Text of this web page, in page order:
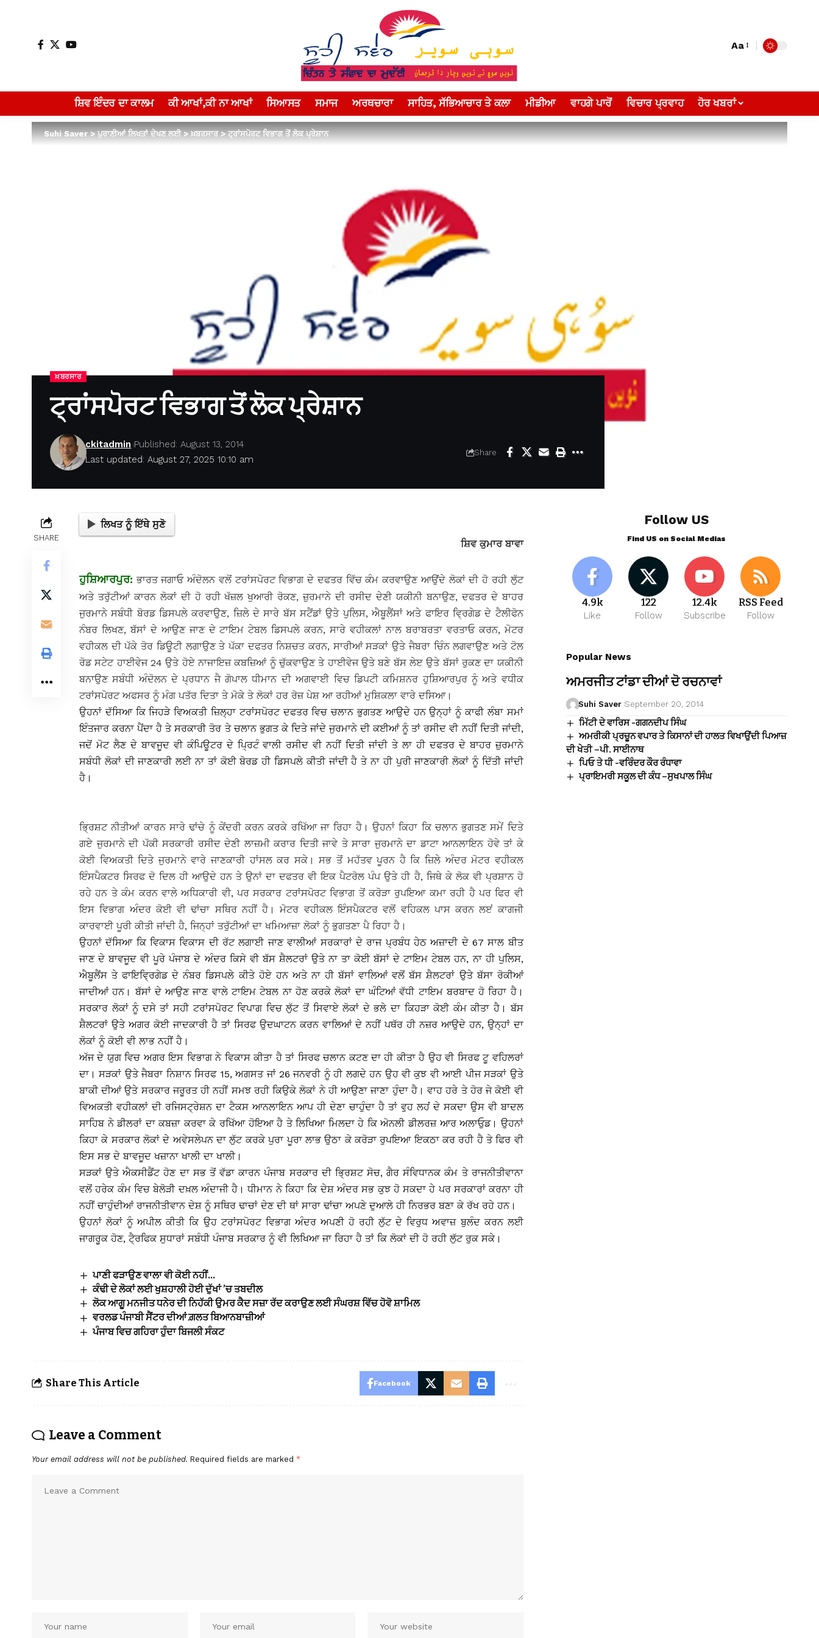
Aa
ਸ਼ਿਵ ਇੰਦਰ ਦਾ ਕਾਲਮ ਕੀ ਆਖਾਂ,ਕੀ ਨਾ ਆਖਾਂ ਸਿਆਸਤ ਸਮਾਜ ਅਰਥਚਾਰਾ ਸਾਹਿਤ, ਸੱਭਿਆਚਾਰ ਤੇ ਕਲਾ ਮੀਡੀਆ ਵਾਹਗੇ ਪਾਰੋਂ ਵਿਚਾਰ ਪ੍ਰਵਾਹ ਹੋਰ ਖਬਰਾਂ
Suhi Saver>ਪੁਰਾਣੀਆਂ ਲਿਖਤਾਂ ਦੇਖਣ ਲਈ>ਖ਼ਬਰਸਾਰ>ਟ੍ਰਾਂਸਪੋਰਟ ਵਿਭਾਗ ਤੋਂ ਲੋਕ ਪ੍ਰੇਸ਼ਾਨ
ਖ਼ਬਰਸਾਰ
ਟ੍ਰਾਂਸਪੋਰਟ ਵਿਭਾਗ ਤੋਂ ਲੋਕ ਪ੍ਰੇਸ਼ਾਨ
Last updated: August 27, 2025 10:10 am
ckitadmin Published: August 13, 2014
Share
SHARE
ਲਿਖਤ ਨੂੰ ਇੱਥੇ ਸੁਣੋ
ਸ਼ਿਵ ਕੁਮਾਰ ਬਾਵਾ
ਹੁਸ਼ਿਆਰਪੁਰ: ਭਾਰਤ ਜਗਾਓ ਅੰਦੋਲਨ ਵਲੋਂ ਟਰਾਂਸਪੋਰਟ ਵਿਭਾਗ ਦੇ ਦਫਤਰ ਵਿੱਚ ਕੰਮ ਕਰਵਾਉਣ ਆਉਂਦੇ ਲੋਕਾਂ ਦੀ ਹੋ ਰਹੀ ਲੁੱਟ
ਅਤੇ ਤਰੁੱਟੀਆਂ ਕਾਰਨ ਲੋਕਾਂ ਦੀ ਹੋ ਰਹੀ ਖੱਜ਼ਲ ਖੁਆਰੀ ਰੋਕਣ, ਜ਼ੁਰਮਾਨੇ ਦੀ ਰਸੀਦ ਦੇਣੀ ਯਕੀਨੀ ਬਨਾਉਣ, ਦਫਤਰ ਦੇ ਬਾਹਰ
ਜੁਰਮਾਨੇ ਸਬੰਧੀ ਬੋਰਡ ਡਿਸਪਲੇ ਕਰਵਾਉਣ, ਜ਼ਿਲੇ ਦੇ ਸਾਰੇ ਬੱਸ ਸਟੈਂਡਾਂ ਉਤੇ ਪੁਲਿਸ, ਐਬੂਲੈਂਸਾਂ ਅਤੇ ਫਾਇਰ ਵਿ੍ਰਗੇਡ ਦੇ ਟੈਲੀਫੋਨ
ਨੰਬਰ ਲਿਖਣ, ਬੱਸਾਂ ਦੇ ਆਉਣ ਜਾਣ ਦੇ ਟਾਇਮ ਟੇਬਲ ਡਿਸਪਲੇ ਕਰਨ, ਸਾਰੇ ਵਹੀਕਲਾਂ ਨਾਲ ਬਰਾਬਰਤਾ ਵਰਤਾਓ ਕਰਨ, ਮੋਟਰ
ਵਹੀਕਲ ਦੀ ਪੱਕੇ ਤੋਰ ਡਿਊਟੀ ਲਗਾਉਣ ਤੇ ਪੱਕਾ ਦਫਤਰ ਨਿਸ਼ਚਤ ਕਰਨ, ਸਾਰੀਆਂ ਸੜਕਾਂ ਉਤੇ ਜੈਬਰਾ ਚਿੰਨ ਲਗਵਾਉਣ ਅਤੇ ਟੋਲ
ਰੋਡ ਸਟੇਟ ਹਾਈਵੇਜ 24 ਉਤੇ ਹੋਏ ਨਾਜਾਇਜ਼ ਕਬਜ਼ਿਆਂ ਨੂੰ ਚੁੱਕਵਾਉਣ ਤੇ ਹਾਈਵੇਜ ਉਤੇ ਬਣੇ ਬੱਸ ਲੇੲ ਉਤੇ ਬੱਸਾਂ ਰੁਕਣ ਦਾ ਯਕੀਨੀ
ਬਨਾਉਣ ਸਬੰਧੀ ਅੰਦੋਲਨ ਦੇ ਪ੍ਰਧਾਨ ਜੈ ਗੋਪਾਲ ਧੀਮਾਨ ਦੀ ਅਗਵਾਈ ਵਿਚ ਡਿਪਟੀ ਕਮਿਸ਼ਨਰ ਹੁਸ਼ਿਆਰਪੁਰ ਨੂੰ ਅਤੇ ਵਧੀਕ
ਟਰਾਂਸਪੋਰਟ ਅਫਸਰ ਨੂੰ ਮੰਗ ਪਤੱਰ ਦਿਤਾ ਤੇ ਮੋਕੇ ਤੇ ਲੋਕਾਂ ਹਰ ਰੋਜ਼ ਪੇਸ਼ ਆ ਰਹੀਆਂ ਮੁਸ਼ਿਕਲਾ ਵਾਰੇ ਦਸਿਆ।
ਉਹਨਾਂ ਦੱਸਿਆ ਕਿ ਜਿਹੜੇ ਵਿਅਕਤੀ ਜ਼ਿਲ੍ਹਾ ਟਰਾਂਸਪੋਰਟ ਦਫਤਰ ਵਿਚ ਚਲਾਨ ਭੁਗਤਣ ਆਉਦੇ ਹਨ ਉਨ੍ਹਾਂ ਨੂੰ ਕਾਫੀ ਲੰਬਾ ਸਮਾਂ
ਇੰਤਜਾਰ ਕਰਨਾ ਪੈਂਦਾ ਹੈ ਤੇ ਸਰਕਾਰੀ ਤੋਰ ਤੇ ਚਲਾਨ ਭੁਗਤ ਕੇ ਦਿਤੇ ਜਾਂਦੇ ਜੁਰਮਾਨੇ ਦੀ ਕਈਆਂ ਨੂੰ ਤਾਂ ਰਸੀਦ ਵੀ ਨਹੀਂ ਦਿਤੀ ਜਾਂਦੀ,
ਜਦੋਂ ਮੋਟ ਲੈਣ ਦੇ ਬਾਵਜੂਦ ਵੀ ਕੰਪਿਊਟਰ ਦੇ ਪਿ੍ਰਟੰ ਵਾਲੀ ਰਸੀਦ ਵੀ ਨਹੀਂ ਦਿਤੀ ਜਾਂਦੀ ਤੇ ਲਾ ਹੀ ਦਫਤਰ ਦੇ ਬਾਹਰ ਜ਼ੁਰਮਾਨੇ
ਸਬੰਧੀ ਲੋਕਾਂ ਦੀ ਜਾਣਕਾਰੀ ਲਈ ਨਾ ਤਾਂ ਕੋਈ ਬੋਰਡ ਹੀ ਡਿਸਪਲੇ ਕੀਤੀ ਜਾਂਦੀ ਹੈ ਤੇ ਨਾ ਹੀ ਪੁਰੀ ਜਾਣਕਾਰੀ ਲੋਕਾਂ ਨੂੰ ਦਿੱਤੀ ਜਾਂਦੀ
ਹੈ।
ਭਿ੍ਰਸ਼ਟ ਨੀਤੀਆਂ ਕਾਰਨ ਸਾਰੇ ਢਾਂਚੇ ਨੂੰ ਕੇਂਦਰੀ ਕਰਨ ਕਰਕੇ ਰਖਿੱਆ ਜਾ ਰਿਹਾ ਹੈ। ਉਹਨਾਂ ਕਿਹਾ ਕਿ ਚਲਾਨ ਭੁਗਤਣ ਸਮੇਂ ਦਿਤੇ
ਗਏ ਜੁਰਮਾਨੇ ਦੀ ਪੱਕੀ ਸਰਕਾਰੀ ਰਸੀਦ ਦੇਣੀ ਲਾਜ਼ਮੀ ਕਰਾਰ ਦਿਤੀ ਜਾਵੇ ਤੇ ਸਾਰਾ ਜੁਰਮਾਨੇ ਦਾ ਡਾਟਾ ਆਨਲਾਇਨ ਹੋਵੇ ਤਾਂ ਕੇ
ਕੋਈ ਵਿਅਕਤੀ ਦਿਤੇ ਜੁਰਮਾਨੇ ਵਾਰੇ ਜਾਣਕਾਰੀ ਹਾਂਸਲ ਕਰ ਸਕੇ। ਸਭ ਤੋਂ ਮਹੱਤਵ ਪੂਰਨ ਹੈ ਕਿ ਜ਼ਿਲੇ ਅੰਦਰ ਮੋਟਰ ਵਹੀਕਲ
ਇੰਸਪੈਕਟਰ ਸਿਰਫ ਦੋ ਦਿਲ ਹੀ ਆਉਦੇ ਹਨ ਤੇ ਉਨਾਂ ਦਾ ਦਫਤਰ ਵੀ ਇਕ ਪੈਟਰੋਲ ਪੰਪ ਉਤੇ ਹੀ ਹੈ, ਜਿਥੇ ਕੇ ਲੋਕ ਵੀ ਪ੍ਰਸ਼ਾਨ ਹੋ
ਰਹੇ ਹਨ ਤੇ ਕੰਮ ਕਰਨ ਵਾਲੇ ਅਧਿਕਾਰੀ ਵੀ, ਪਰ ਸਰਕਾਰ ਟਰਾਂਸਪੋਰਟ ਵਿਭਾਗ ਤੋਂ ਕਰੋੜਾ ਰੁਪਇਆ ਕਮਾ ਰਹੀ ਹੈ ਪਰ ਫਿਰ ਵੀ
ਇਸ ਵਿਭਾਗ ਅੰਦਰ ਕੋਈ ਵੀ ਢਾਂਚਾ ਸਥਿਰ ਨਹੀਂ ਹੈ। ਮੋਟਰ ਵਹੀਕਲ ਇੰਸਪੈਕਟਰ ਵਲੋਂ ਵਹਿਕਲ ਪਾਸ ਕਰਨ ਲੲਂ ਕਾਗਜੀ
ਕਾਰਵਾਈ ਪੂਰੀ ਕੀਤੀ ਜਾਂਦੀ ਹੈ, ਜਿਨ੍ਹਾਂ ਤਰੁੱਟੀਆਂ ਦਾ ਖਮਿਆਜ਼ਾ ਲੋਕਾਂ ਨੂੰ ਭੁਗਤਣਾ ਪੈ ਰਿਹਾ ਹੈ।
ਉਹਨਾਂ ਦੱਸਿਆ ਕਿ ਵਿਕਾਸ ਵਿਕਾਸ ਦੀ ਰੱਟ ਲਗਾਈ ਜਾਣ ਵਾਲੀਆਂ ਸਰਕਾਰਾਂ ਦੇ ਰਾਜ ਪ੍ਰਬੰਧ ਹੇਠ ਅਜ਼ਾਦੀ ਦੇ 67 ਸਾਲ ਬੀਤ
ਜਾਣ ਦੇ ਬਾਵਜੂਦ ਵੀ ਪੂਰੇ ਪੰਜਾਬ ਦੇ ਅੰਦਰ ਕਿਸੇ ਵੀ ਬੱਸ ਸ਼ੈਲਟਰਾਂ ਉਤੇ ਨਾ ਤਾ ਕੋਈ ਬੱਸਾਂ ਦੇ ਟਾਇਮ ਟੇਬਲ ਹਨ, ਨਾ ਹੀ ਪੁਲਿਸ,
ਐਬੂਲੈਂਸ ਤੇ ਫਾਇਵਿ੍ਰਗੇਡ ਦੇ ਨੰਬਰ ਡਿਸਪਲੇ ਕੀਤੇ ਹੋਏ ਹਨ ਅਤੇ ਨਾ ਹੀ ਬੱਸਾਂ ਵਾਲਿਆਂ ਵਲੋਂ ਬੱਸ ਸ਼ੈਲਟਰਾਂ ਉਤੇ ਬੱਸਾ ਰੋਕੀਆਂ
ਜਾਦੀਆਂ ਹਨ। ਬੱਸਾਂ ਦੇ ਆਉਣ ਜਾਣ ਵਾਲੇ ਟਾਇਮ ਟੇਬਲ ਨਾ ਹੋਣ ਕਰਕੇ ਲੋਕਾਂ ਦਾ ਘੰਟਿਆਂ ਵੱਧੀ ਟਾਇਮ ਬਰਬਾਦ ਹੋ ਰਿਹਾ ਹੈ।
ਸਰਕਾਰ ਲੋਕਾਂ ਨੂੰ ਦਸੇ ਤਾਂ ਸਹੀ ਟਰਾਂਸਪੋਰਟ ਵਿਪਾਗ ਵਿਚ ਲੁੱਟ ਤੋਂ ਸਿਵਾਏ ਲੋਕਾਂ ਦੇ ਭਲੇ ਦਾ ਕਿਹੜਾ ਕੋਈ ਕੰਮ ਕੀਤਾ ਹੈ। ਬੱਸ
ਸ਼ੈਲਟਰਾਂ ਉਤੇ ਅਗਰ ਕੋਈ ਜਾਦਕਾਰੀ ਹੈ ਤਾਂ ਸਿਰਫ ਉਦਘਾਟਨ ਕਰਨ ਵਾਲਿਆਂ ਦੇ ਨਹੀਂ ਪਥੱਰ ਹੀ ਨਜ਼ਰ ਆਉਦੇ ਹਨ, ਉਨ੍ਹਾਂ ਦਾ
ਲੋਕਾਂ ਨੂੰ ਕੋਈ ਵੀ ਲਾਭ ਨਹੀਂ ਹੈ।
ਅੱਜ ਦੇ ਯੁਗ ਵਿਚ ਅਗਰ ਇਸ ਵਿਭਾਗ ਨੇ ਵਿਕਾਸ ਕੀਤਾ ਹੈ ਤਾਂ ਸਿਰਫ ਚਲਾਨ ਕਟਣ ਦਾ ਹੀ ਕੀਤਾ ਹੈ ਉਹ ਵੀ ਸਿਰਫ ਟੂ ਵਹਿਲਰਾਂ
ਦਾ। ਸੜਕਾਂ ਉਤੇ ਜੈਬਰਾ ਨਿਸ਼ਾਨ ਸਿਰਫ 15, ਅਗਸਤ ਜਾਂ 26 ਜਨਵਰੀ ਨੂੰ ਹੀ ਲਗਦੇ ਹਨ ਉਹ ਵੀ ਕੁਝ ਵੀ ਆਈ ਪੀਜ ਸੜਕਾਂ ਉਤੇ
ਬਾਕੀ ਦੀਆਂ ਉਤੇ ਸਰਕਾਰ ਜਰੂਰਤ ਹੀ ਨਹੀਂ ਸਮਝ ਰਹੀ ਕਿਉਕੇ ਲੋਕਾਂ ਨੇ ਹੀ ਆਉਣਾ ਜਾਣਾ ਹੁੰਦਾ ਹੈ। ਵਾਹ ਹਰੇ ਤੇ ਹੋਰ ਜੇ ਕੋਈ ਵੀ
ਵਿਅਕਤੀ ਵਹੀਕਲਾਂ ਦੀ ਰਜਿਸਟ੍ਰੇਸ਼ਨ ਦਾ ਟੈਕਸ ਆਨਲਾਇਨ ਆਪ ਹੀ ਦੇਣਾ ਚਾਹੁੰਦਾ ਹੈ ਤਾਂ ਵੁਹ ਲਹਂਂ ਦੇ ਸਕਦਾ ਉਸ ਵੀ ਬਾਦਲ
ਸਾਹਿਬ ਨੇ ਡੀਲਰਾਂ ਦਾ ਕਬਜ਼ਾ ਕਰਵਾ ਕੇ ਰਖਿੱਆ ਹੋਇਆ ਹੈ ਤੇ ਲਿਖਿਆ ਮਿਲਦਾ ਹੇ ਕਿ ਅੋਨਲੀ ਡੀਲਰਜ਼ ਆਰ ਅਲਾਓੁਡ। ਉਹਨਾਂ
ਕਿਹਾ ਕੇ ਸਰਕਾਰ ਲੋਕਾਂ ਦੇ ਅਵੇਸਲੇਪਨ ਦਾ ਲੁੱਟ ਕਰਕੇ ਪੁਰਾ ਪੂਰਾ ਲਾਭ ਉਠਾ ਕੇ ਕਰੋੜਾ ਰੁਪਇਆ ਇਕਠਾ ਕਰ ਰਹੀ ਹੈ ਤੇ ਫਿਰ ਵੀ
ਇਸ ਸਭ ਦੇ ਬਾਵਜੂਦ ਖਜ਼ਾਨਾ ਖਾਲੀ ਦਾ ਖਾਲੀ।
ਸੜਕਾਂ ਉਤੇ ਐਕਸੀਡੈਂਟ ਹੋਣ ਦਾ ਸਭ ਤੋਂ ਵੱਡਾ ਕਾਰਨ ਪੰਜਾਬ ਸਰਕਾਰ ਦੀ ਭਿ੍ਰਸ਼ਟ ਸੋਚ, ਗੈਰ ਸੰਵਿਧਾਨਕ ਕੰਮ ਤੇ ਰਾਜਨੀਤੀਵਾਨਾ
ਵਲੋਂ ਹਰੇਕ ਕੰਮ ਵਿਚ ਬੇਲੋੜੀ ਦਖ਼ਲ ਅੰਦਾਜੀ ਹੈ। ਧੀਮਾਨ ਨੇ ਕਿਹਾ ਕਿ ਦੇਸ਼ ਅੰਦਰ ਸਭ ਕੁਝ ਹੋ ਸਕਦਾ ਹੇ ਪਰ ਸਰਕਾਰਾਂ ਕਰਨਾ ਹੀ
ਨਹੀਂ ਚਾਹੁੰਦੀਆਂ ਰਾਜਨੀਤੀਵਾਨ ਦੇਸ਼ ਨੂੰ ਸਥਿਰ ਢਾਚਾਂ ਦੇਣ ਦੀ ਥਾਂ ਸਾਰਾ ਢਾਂਚਾ ਅਪਣੇ ਦੁਆਲੇ ਹੀ ਨਿਰਭਰ ਬਣਾ ਕੇ ਰੱਖ ਰਹੇ ਹਨ।
ਉਹਨਾਂ ਲੋਕਾਂ ਨੂੰ ਅਪੀਲ ਕੀਤੀ ਕਿ ਉਹ ਟਰਾਂਸਪੋਰਟ ਵਿਭਾਗ ਅੰਦਰ ਅਪਣੀ ਹੋ ਰਹੀ ਲੁੱਟ ਦੇ ਵਿਰੁਧ ਅਵਾਜ਼ ਬੁਲੰਦ ਕਰਨ ਲਈ
ਜਾਗਰੂਕ ਹੋਣ, ਟੈ੍ਰਫਿਕ ਸੁਧਾਰਾਂ ਸਬੰਧੀ ਪੰਜਾਬ ਸਰਕਾਰ ਨੂੰ ਵੀ ਲਿਖਿਆ ਜਾ ਰਿਹਾ ਹੈ ਤਾਂ ਕਿ ਲੋਕਾਂ ਦੀ ਹੋ ਰਹੀ ਲੁੱਟ ਰੁਕ ਸਕੇ।
ਪਾਣੀ ਫੜਾਉਣ ਵਾਲਾ ਵੀ ਕੋਈ ਨਹੀਂ…
ਕੰਢੀ ਦੇ ਲੋਕਾਂ ਲਈ ਖੁਸ਼ਹਾਲੀ ਹੋਈ ਦੁੱਖਾਂ ’ਚ ਤਬਦੀਲ
ਲੋਕ ਆਗੂ ਮਨਜੀਤ ਧਨੇਰ ਦੀ ਨਿਹੱਕੀ ਉਮਰ ਕੈਦ ਸਜ਼ਾ ਰੱਦ ਕਰਾਉਣ ਲਈ ਸੰਘਰਸ਼ ਵਿੱਚ ਹੋਵੋ ਸ਼ਾਮਿਲ
ਵਰਲਡ ਪੰਜਾਬੀ ਸੈਂਟਰ ਦੀਆਂ ਗ਼ਲਤ ਬਿਆਨਬਾਜ਼ੀਆਂ
ਪੰਜਾਬ ਵਿਚ ਗਹਿਰਾ ਹੁੰਦਾ ਬਿਜਲੀ ਸੰਕਟ
Share This Article Facebook
Leave a Comment
Your email address will not be published. Required fields are marked *
Follow US
Find US on Social Medias
4.9k
Like
122
Follow
12.4k
Subscribe
RSS Feed
Follow
Popular News
ਅਮਰਜੀਤ ਟਾਂਡਾ ਦੀਆਂ ਦੋ ਰਚਨਾਵਾਂ
Suhi Saver September 20, 2014
ਮਿੱਟੀ ਦੇ ਵਾਰਿਸ -ਗਗਨਦੀਪ ਸਿੰਘ
ਅਮਰੀਕੀ ਪ੍ਰਚੂਨ ਵਪਾਰ ਤੇ ਕਿਸਾਨਾਂ ਦੀ ਹਾਲਤ ਵਿਖਾਉਂਦੀ ਪਿਆਜ਼
ਦੀ ਖੇਤੀ –ਪੀ. ਸਾਈਨਾਥ
ਪਿਓ ਤੇ ਧੀ -ਵਰਿੰਦਰ ਕੌਰ ਰੰਧਾਵਾ
ਪ੍ਰਾਇਮਰੀ ਸਕੂਲ ਦੀ ਕੰਧ –ਸੁਖਪਾਲ ਸਿੰਘ